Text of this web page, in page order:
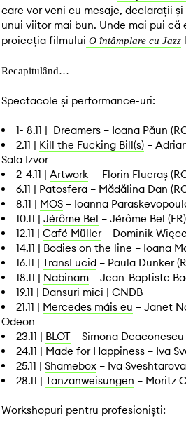
care vor veni cu mesaje, declarații
unui viitor mai bun. Unde mai pui că
proiecția filmului O întâmplare cu Jazz
Recapitulând…
Spectacole și performance-uri:
1- 8.11 | Dreamers– Ioana Păun
2.11 | Kill the Fucking Bill(s)–
Sala Izvor
2-4.11 | Artwork– Florin Flueraș
6.11 | Patosfera– Mădălina Dan
8.11 | MOS– Ioanna
10.11 | Jérôme Bel – Jérôme Bel
12.11 | Café Müller– Dominik
14.11 | Bodies on the line – Ioana
16.11 | TransLucid– Paula Dunker
18.11 | Nabinam– Jean-Baptiste
19.11 | Dansuri mici | CNDB
21.11 | Mercedes máis eu – Janet
Odeon
23.11 | BLOT– Simona Deaconescu
24.11 | Made for Happiness– Iva
25.11 | Shamebox– Iva
28.11 | Tanzanweisungen – Moritz
Workshopuri pentru profesioniști: